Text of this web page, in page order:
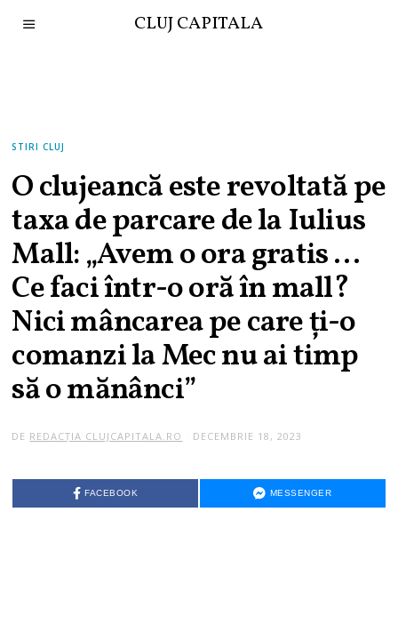
CLUJ CAPITALA
STIRI CLUJ
O clujeancă este revoltată pe
taxa de parcare de la Iulius
Mall: „Avem o ora gratis …
Ce faci într-o oră în mall?
Nici mâncarea pe care ți-o
comanzi la Mec nu ai timp
să o mănânci”
DE REDACȚIA CLUJCAPITALA.RO DECEMBRIE 18, 2023
FACEBOOK MESSENGER